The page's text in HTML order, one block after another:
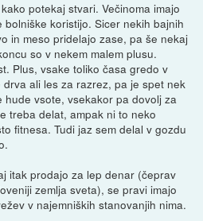
potekaj stvari. Večinoma imajo
koristijo. Sicer nekih bajnih
in meso pridelajo zase, pa še nekaj
so v nekem malem plusu.
Plus, vsake toliko časa gredo v
ali les za razrez, pa je spet nek
vsote, vsekakor pa dovolj za
treba delat, ampak ni to neko
fitnesa. Tudi jaz sem delal v gozdu
itak prodajo za lep denar (čeprav
zemlja sveta), se pravi imajo
v najemniških stanovanjih nima.